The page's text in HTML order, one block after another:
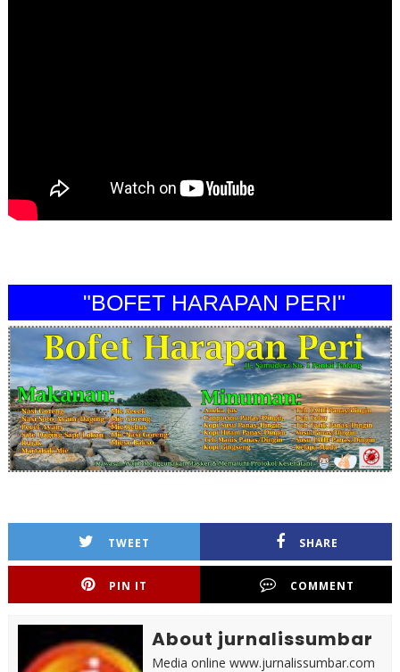
"BOFET HARAPAN PERI"
TWEET SHARE
PIN IT COMMENT
About jurnalissumbar
Media online www.jurnalissumbar.com